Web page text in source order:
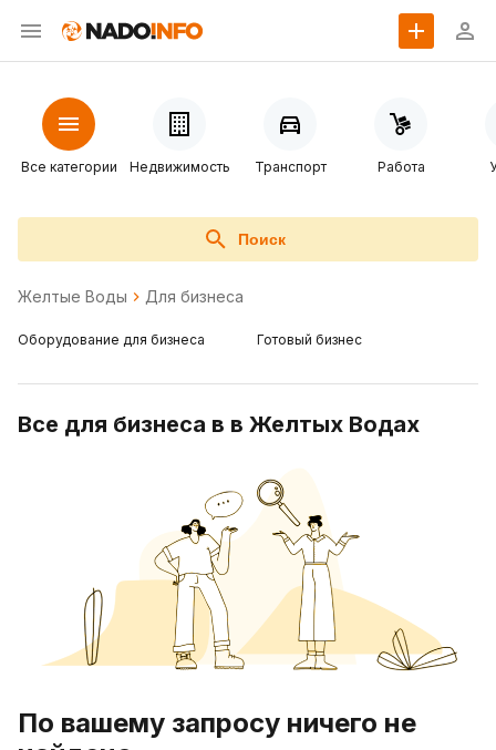
Все категории Недвижимость Транспорт Работа
Поиск
Желтые Воды Для бизнеса
Оборудование для бизнеса Готовый бизнес
Все для бизнеса в в Желтых Водах
По вашему запросу ничего не